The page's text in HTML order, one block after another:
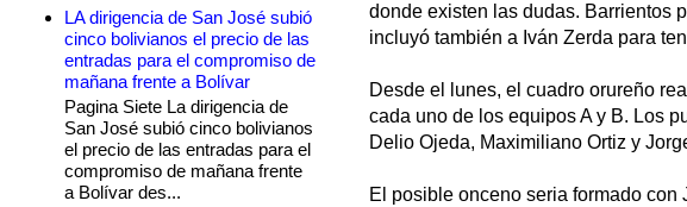
donde existen las dudas. Barrientos
incluyó también a Iván Zerda para
Desde el lunes, el cuadro orureño
cada uno de los equipos A y B. Los
Delio Ojeda, Maximiliano Ortiz y
El posible onceno seria formado
LA dirigencia de San José subió
cinco bolivianos el precio de las
entradas para el compromiso de
mañana frente a Bolívar
Pagina Siete La dirigencia de
San José subió cinco bolivianos
el precio de las entradas para el
compromiso de mañana frente
a Bolívar des...